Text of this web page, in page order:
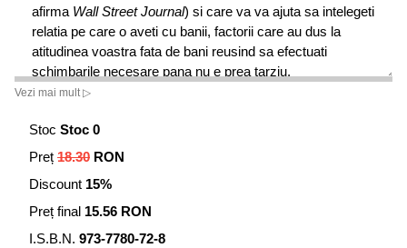
afirma Wall Street Journal) si care va va ajuta sa intelegeti
relatia pe care o aveti cu banii, factorii care au dus la
atitudinea voastra fata de bani reusind sa efectuati
schimbarile necesare pana nu e prea tarziu.
Aplicand procesul pe care l-au folosit cu succes in relatia
pot prinde in cursa;cum sa echilibrati relatia dintre averea
neta si propria valoare;cum sa descoperiti scopurile si
valorile autentice;cum sa va schimbati permanent
intermediul celor cinci principii ale prosperitatii financiare,
Vezi mai mult ▷
Stoc Stoc 0
Preț 18.30 RON
Discount 15%
Preț final 15.56 RON
I.S.B.N. 973-7780-72-8